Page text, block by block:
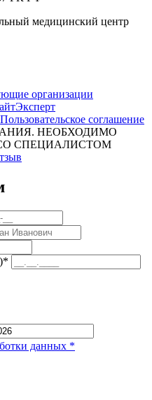
медицинский центр
организации
Пользовательское соглашение
НЕОБХОДИМО
СПЕЦИАЛИСТОМ
данных *